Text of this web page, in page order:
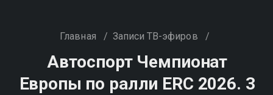
Главная / Записи ТВ-эфиров /
Автоспорт Чемпионат
Европы по ралли ERC 2026. 3